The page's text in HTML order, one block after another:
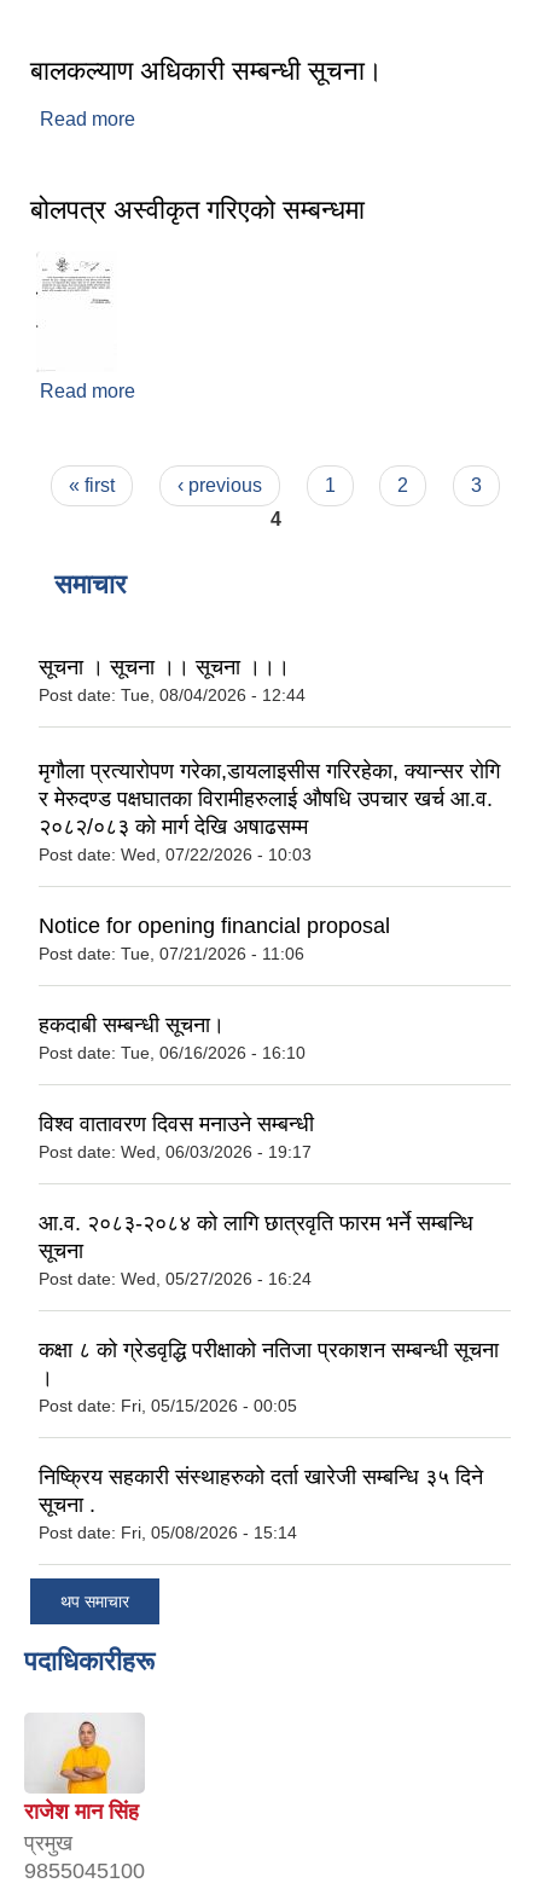
बालकल्याण अधिकारी सम्बन्धी सूचना।
Read more
बोलपत्र अस्वीकृत गरिएको सम्बन्धमा
Read more
Pages
« first ‹ previous 1 2
3
4
समाचार
सूचना । सूचना ।। सूचना ।।।
Post date: Tue, 08/04/2026 - 12:44
मृगौला प्रत्यारोपण गरेका,डायलाइसीस गरिरहेका, क्यान्सर रोगि
र मेरुदण्ड पक्षघातका विरामीहरुलाई औषधि उपचार खर्च आ.व.
२०८२/०८३ को मार्ग देखि अषाढसम्म
Post date: Wed, 07/22/2026 - 10:03
Notice for opening financial proposal
Post date: Tue, 07/21/2026 - 11:06
हकदाबी सम्बन्धी सूचना।
Post date: Tue, 06/16/2026 - 16:10
विश्व वातावरण दिवस मनाउने सम्बन्धी
Post date: Wed, 06/03/2026 - 19:17
आ.व. २०८३-२०८४ को लागि छात्रवृति फारम भर्ने सम्बन्धि
सूचना
Post date: Wed, 05/27/2026 - 16:24
कक्षा ८ को ग्रेडवृद्धि परीक्षाको नतिजा प्रकाशन सम्बन्धी सूचना
।
Post date: Fri, 05/15/2026 - 00:05
निष्क्रिय सहकारी संस्थाहरुको दर्ता खारेजी सम्बन्धि ३५ दिने
सूचना .
Post date: Fri, 05/08/2026 - 15:14
थप समाचार
पदाधिकारीहरू
राजेश मान सिंह
प्रमुख
9855045100